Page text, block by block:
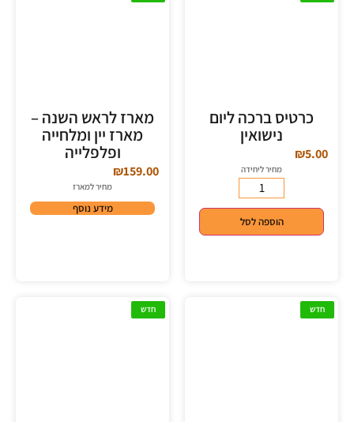
כרטיס ברכה ליום
נישואין
₪5.00
מחיר ליחידה
הוספה לסל
מארז לראש השנה –
מארז יין ומלחייה
ופלפלייה
₪159.00
מחיר למארז
מידע נוסף
חדש חדש